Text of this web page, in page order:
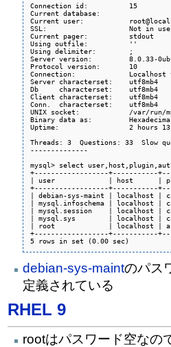
Connection id:          15
Current database:
Current user:
SSL:                    Not in use
Current pager:          stdout
Using outfile:          ''
Using delimiter:        ;
Server version:         8.0.33-
Protocol version:       10
Connection:             Localhost
Server characterset:    utf8mb4
Db     characterset:    utf8mb4
Client characterset:    utf8mb4
Conn.  characterset:    utf8mb4
UNIX socket:            /var/run/
Binary data as:
Uptime:                 2 hours 13
Threads: 3  Questions: 33  Slow
--------------
mysql> select
+------------------+-----------
| user             | host      |
+------------------+-----------
| debian-sys-maint | localhost |
| mysql.infoschema | localhost |
| mysql.session    | localhost |
| mysql.sys        | localhost |
| root             |
+------------------+-----------
5 rows in set (0.00 sec)
debian-sys-maintのパス
定義されている
RHEL 9
rootはパスワード空なの